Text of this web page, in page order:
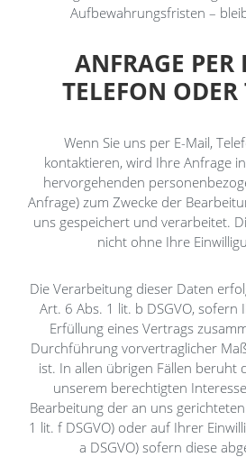
Aufbewahrungsfristen –
ANFRAGE
TELEFON ODER
Wenn Sie uns per E-Mail,
kontaktieren, wird Ihre Anfrage
hervorgehenden
Anfrage) zum Zwecke der
uns gespeichert und verarbeitet.
nicht ohne Ihre
Die Verarbeitung dieser Daten
Art. 6 Abs. 1 lit. b DSGVO,
Erfüllung eines Vertrags
Durchführung vorvertraglicher
ist. In allen übrigen Fällen beruht
unserem berechtigten
Bearbeitung der an uns
1 lit. f DSGVO) oder auf Ihrer
a DSGVO) sofern diese